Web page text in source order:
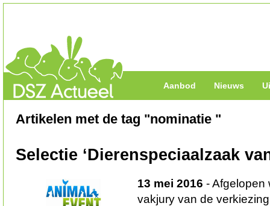
Aanbod Nieuws
Artikelen met de tag "nominatie "
Selectie ‘Dierenspeciaalzaak
13 mei 2016 - Afgelopen
vakjury van de